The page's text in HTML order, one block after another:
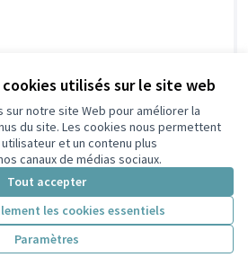
utilisés sur le site web
sur notre site Web pour améliorer la
du site. Les cookies nous permettent
et un contenu plus
canaux de médias sociaux.
Tout accepter
les cookies essentiels
Paramètres